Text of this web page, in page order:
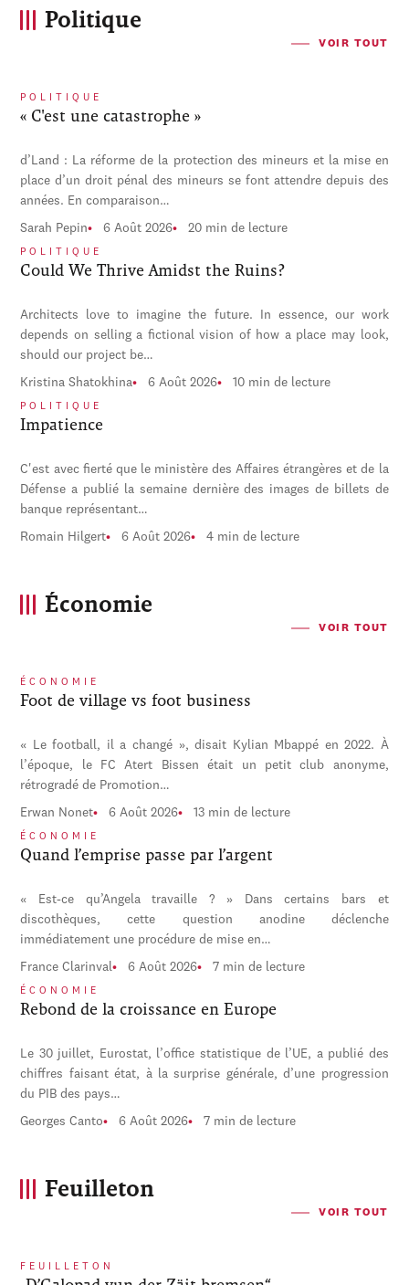
Politique
VOIR TOUT
POLITIQUE
« C'est une catastrophe »
d’Land : La réforme de la protection des mineurs et la mise en
place d’un droit pénal des mineurs se font attendre depuis des
années. En comparaison…
Sarah Pepin 6 Août 2026 20 min de lecture
POLITIQUE
Could We Thrive Amidst the Ruins?
Architects love to imagine the future. In essence, our work
depends on selling a fictional vision of how a place may look,
should our project be…
Kristina Shatokhina 6 Août 2026 10 min de lecture
POLITIQUE
Impatience
C'est avec fierté que le ministère des Affaires étrangères et de la
Défense a publié la semaine dernière des images de billets de
banque représentant…
Romain Hilgert 6 Août 2026 4 min de lecture
Économie
VOIR TOUT
ÉCONOMIE
Foot de village vs foot business
« Le football, il a changé », disait Kylian Mbappé en 2022. À
l’époque, le FC Atert Bissen était un petit club anonyme,
rétrogradé de Promotion…
Erwan Nonet 6 Août 2026 13 min de lecture
ÉCONOMIE
Quand l’emprise passe par l’argent
« Est-ce qu’Angela travaille ? » Dans certains bars et
discothèques, cette question anodine déclenche
immédiatement une procédure de mise en…
France Clarinval 6 Août 2026 7 min de lecture
ÉCONOMIE
Rebond de la croissance en Europe
Le 30 juillet, Eurostat, l’office statistique de l’UE, a publié des
chiffres faisant état, à la surprise générale, d’une progression
du PIB des pays…
Georges Canto 6 Août 2026 7 min de lecture
Feuilleton
VOIR TOUT
FEUILLETON